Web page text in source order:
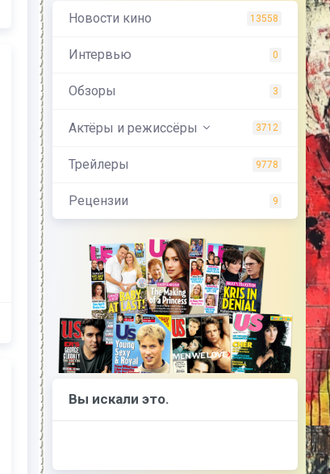
Новости кино 13558
Интервью 0
Обзоры 3
Актёры и режиссёры 3712
Трейлеры 9778
Рецензии 9
Вы искали это.